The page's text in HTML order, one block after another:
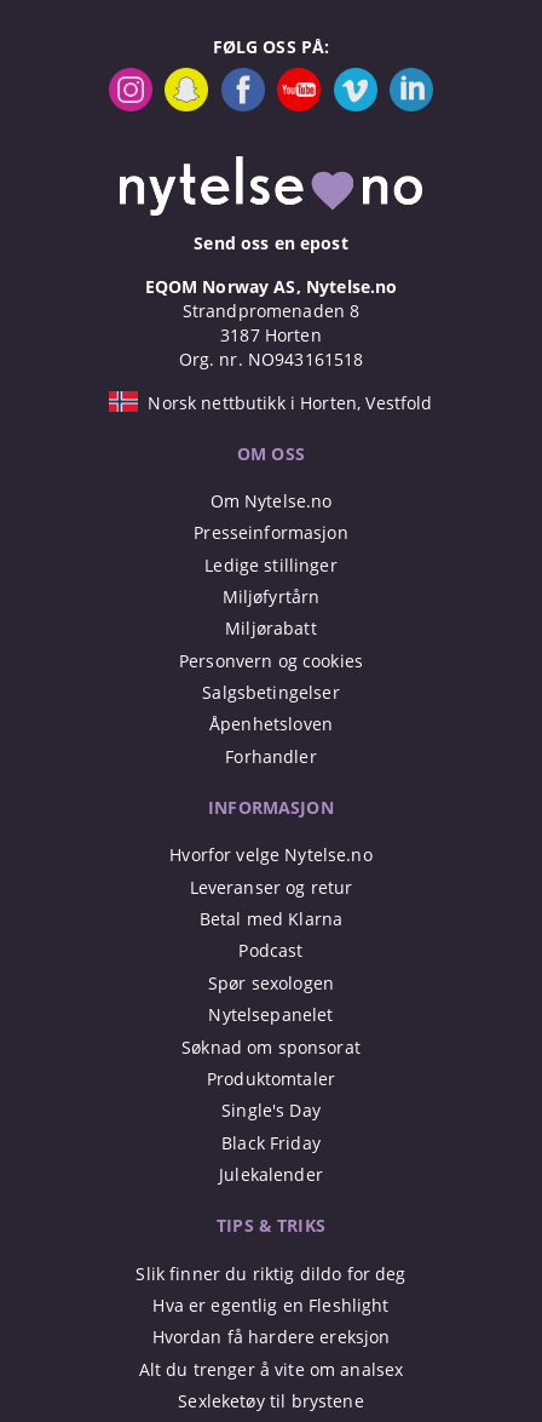
FØLG OSS PÅ:
Send oss en epost
EQOM Norway AS, Nytelse.no
Strandpromenaden 8
3187 Horten
Org. nr. NO943161518
Norsk nettbutikk i Horten, Vestfold
OM OSS
Om Nytelse.no
Presseinformasjon
Ledige stillinger
Miljøfyrtårn
Miljørabatt
Personvern og cookies
Salgsbetingelser
Åpenhetsloven
Forhandler
INFORMASJON
Hvorfor velge Nytelse.no
Leveranser og retur
Betal med Klarna
Podcast
Spør sexologen
Nytelsepanelet
Søknad om sponsorat
Produktomtaler
Single's Day
Black Friday
Julekalender
TIPS & TRIKS
Slik finner du riktig dildo for deg
Hva er egentlig en Fleshlight
Hvordan få hardere ereksjon
Alt du trenger å vite om analsex
Sexleketøy til brystene